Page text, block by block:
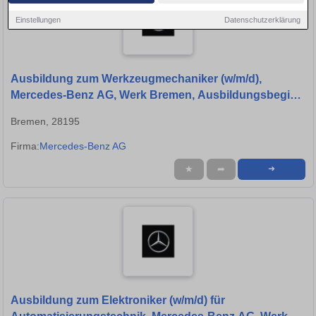
Einstellungen Datenschutzerklärung
Ausbildung zum Werkzeugmechaniker (w/m/d),
Mercedes-Benz AG, Werk Bremen, Ausbildungsbeginn
Bremen, 28195
Firma:Mercedes-Benz AG
★ ➦ ➜
Ausbildung zum Elektroniker (w/m/d) für